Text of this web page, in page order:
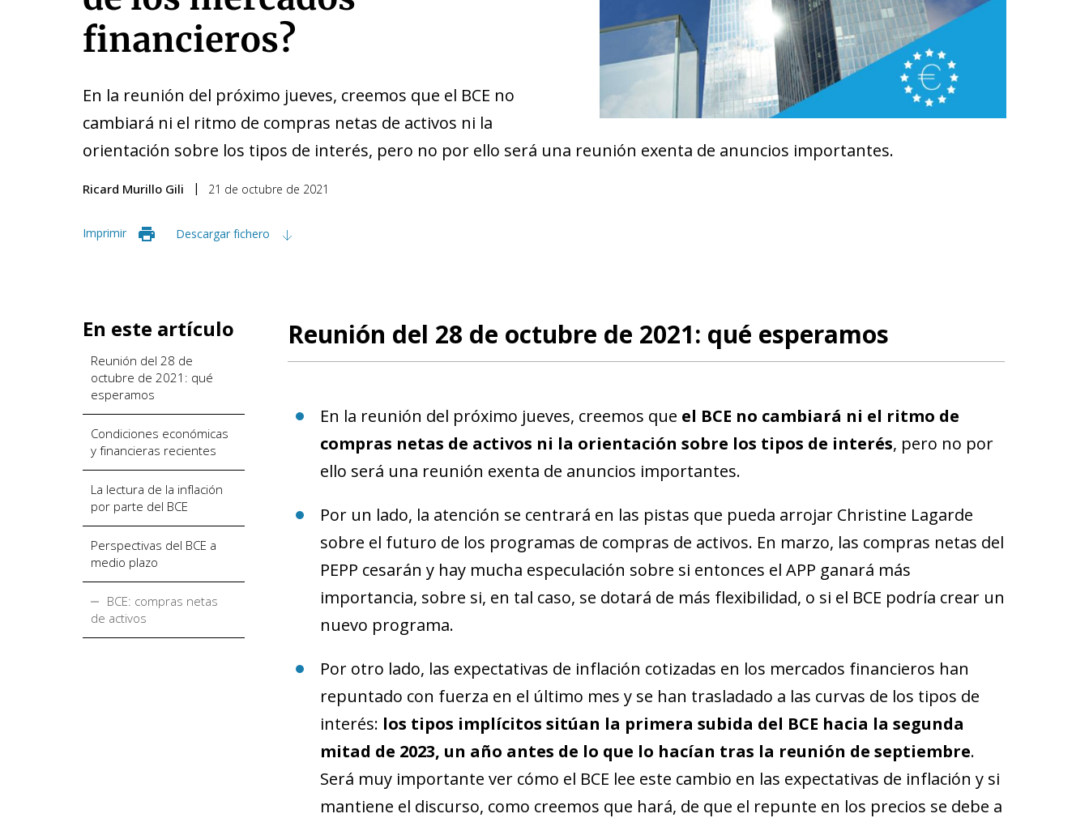
financieros?
En la reunión del próximo jueves, creemos que el BCE no
cambiará ni el ritmo de compras netas de activos ni la
orientación sobre los tipos de interés, pero no por ello será una reunión exenta de anuncios importantes.
Ricard Murillo Gili 21 de octubre de 2021
Imprimir Descargar fichero
En este artículo
Reunión del 28 de
octubre de 2021: qué
esperamos
Condiciones económicas
y financieras recientes
La lectura de la inflación
por parte del BCE
Perspectivas del BCE a
medio plazo
BCE: compras netas
de activos
Reunión del 28 de octubre de 2021: qué esperamos
En la reunión del próximo jueves, creemos que el BCE no cambiará ni el ritmo de
compras netas de activos ni la orientación sobre los tipos de interés, pero no por
ello será una reunión exenta de anuncios importantes.
Por un lado, la atención se centrará en las pistas que pueda arrojar Christine Lagarde
sobre el futuro de los programas de compras de activos. En marzo, las compras netas del
PEPP cesarán y hay mucha especulación sobre si entonces el APP ganará más
importancia, sobre si, en tal caso, se dotará de más flexibilidad, o si el BCE podría crear un
nuevo programa.
Por otro lado, las expectativas de inflación cotizadas en los mercados financieros han
repuntado con fuerza en el último mes y se han trasladado a las curvas de los tipos de
interés: los tipos implícitos sitúan la primera subida del BCE hacia la segunda
mitad de 2023, un año antes de lo que lo hacían tras la reunión de septiembre.
Será muy importante ver cómo el BCE lee este cambio en las expectativas de inflación y si
mantiene el discurso, como creemos que hará, de que el repunte en los precios se debe a